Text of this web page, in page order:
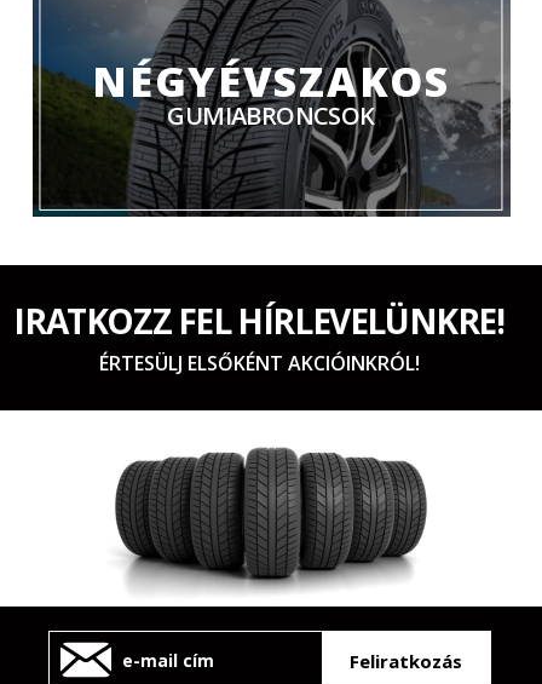
NÉGYÉVSZAKOS
GUMIABRONCSOK
IRATKOZZ FEL HÍRLEVELÜNKRE!
ÉRTESÜLJ ELSŐKÉNT AKCIÓINKRÓL!
Feliratkozás